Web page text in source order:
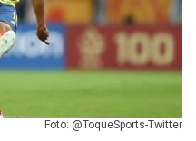
Foto: @ToqueSports-Twitter